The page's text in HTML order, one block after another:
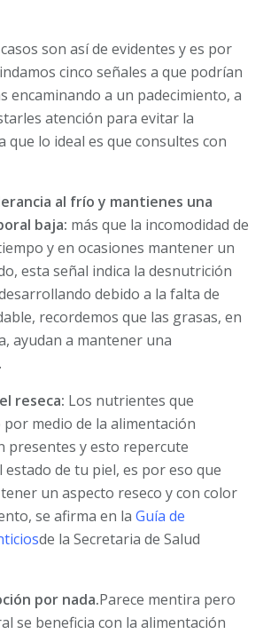
son así de evidentes y es por
cinco señales a que podrían
encaminando a un padecimiento, a
atención para evitar la
que lo ideal es que consultes con
al frío y mantienes una
baja: más que la incomodidad de
y en ocasiones mantener un
esta señal indica la desnutrición
debido a la falta de
recordemos que las grasas, en
ayudan a mantener una
reseca: Los nutrientes que
medio de la alimentación
presentes y esto repercute
de tu piel, es por eso que
un aspecto reseco y con color
se afirma en la Guía de
de la Secretaria de Salud
por nada.Parece mentira pero
se beneficia con la alimentación